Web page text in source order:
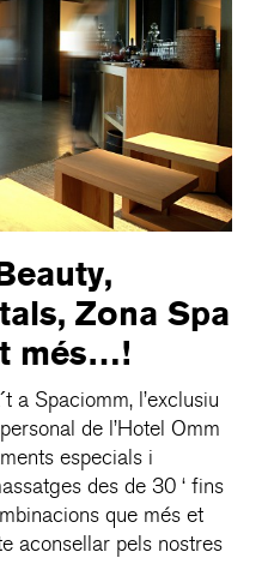
Zona Spa
més…!
a Spaciomm, l’exclusiu
de l’Hotel Omm
especials i
des de 30 ‘ fins
que més et
aconsellar pels nostres